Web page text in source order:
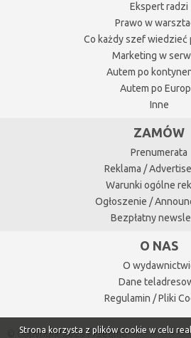
Ekspert radzi
Prawo w
Co każdy szef wiedzieć
Marketing w
Autem po
Autem po
Inne
ZAMÓW
Prenumerata
Reklama /
Warunki ogólne
Ogłoszenie /
Bezpłatny
O NAS
O
Dane
Regulamin / Pliki
© Copyright 2026 Przegląd
Strona korzysta z plików cookie w celu